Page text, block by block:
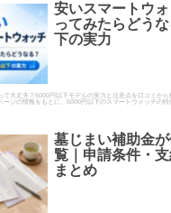
安いスマートウ
ってみたらどう
下の実力
て大丈夫？5000円以下モデルの実力と注意点を口コミか
ジの情報をもとに、5000円以下のスマートウォッチの特
墓じまい補助金
覧｜申請条件・
まとめ